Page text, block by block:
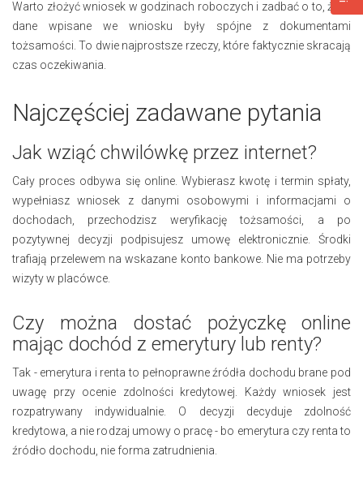
Warto złożyć wniosek w godzinach roboczych i zadbać o to, żeby
dane wpisane we wniosku były spójne z dokumentami
tożsamości. To dwie najprostsze rzeczy, które faktycznie skracają
czas oczekiwania.
Najczęściej zadawane pytania
Jak wziąć chwilówkę przez internet?
Cały proces odbywa się online. Wybierasz kwotę i termin spłaty,
wypełniasz wniosek z danymi osobowymi i informacjami o
dochodach, przechodzisz weryfikację tożsamości, a po
pozytywnej decyzji podpisujesz umowę elektronicznie. Środki
trafiają przelewem na wskazane konto bankowe. Nie ma potrzeby
wizyty w placówce.
Czy można dostać pożyczkę online
mając dochód z emerytury lub renty?
Tak - emerytura i renta to pełnoprawne źródła dochodu brane pod
uwagę przy ocenie zdolności kredytowej. Każdy wniosek jest
rozpatrywany indywidualnie. O decyzji decyduje zdolność
kredytowa, a nie rodzaj umowy o pracę - bo emerytura czy renta to
źródło dochodu, nie forma zatrudnienia.